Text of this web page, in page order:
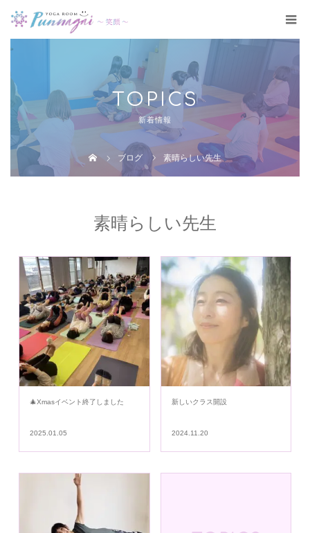
TOPICS
新着情報
ブログ 素晴らしい先生
素晴らしい先生
🎄Xmasイベント終了しました
2025.01.05
新しいクラス開設
2024.11.20